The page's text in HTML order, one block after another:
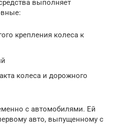
выполняет
крепления колеса к
колеса и дорожного
с автомобилями. Ей
авто, выпущенному с